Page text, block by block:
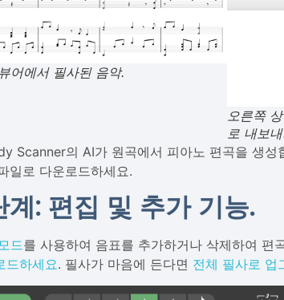
어에서 필사된 음악.
오른쪽
로 내보
Scanner의 AI가 원곡에서 피아노 편곡을 생성
일로 다운로드하세요.
계: 편집 및 추가 기능.
드를 사용하여 음표를 추가하거나 삭제하여 편
드하세요. 필사가 마음에 든다면 전체 필사로 업